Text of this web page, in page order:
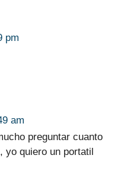
pm
am
preguntar cuanto
yo quiero un portatil